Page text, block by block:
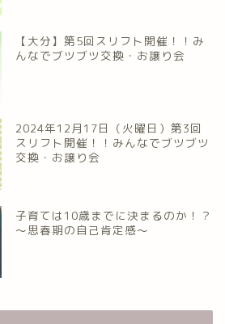
【大分】第5回スリフト開催！！み
んなでブツブツ交換・お譲り会
2024年12月17日（火曜日）第3回
スリフト開催！！みんなでブツブツ
交換・お譲り会
子育ては10歳までに決まるのか！？
～思春期の自己肯定感～